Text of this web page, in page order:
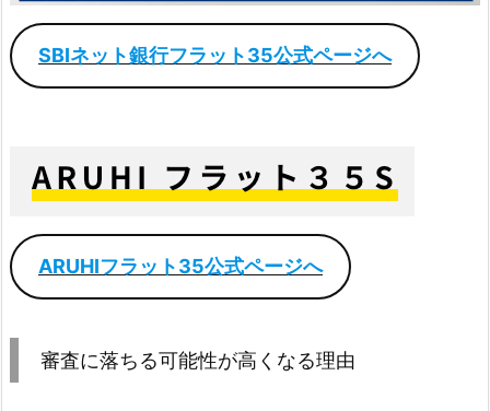
SBIネット銀行フラット35公式ページへ
ARUHIフラット35公式ページへ
審査に落ちる可能性が高くなる理由